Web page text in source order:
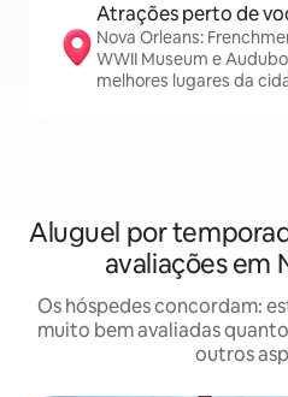
Atrações perto de
Nova Orleans:
WWII Museum e
melhores lugares da
Aluguel por
avaliações em
Os hóspedes concordam:
muito bem avaliadas
outros